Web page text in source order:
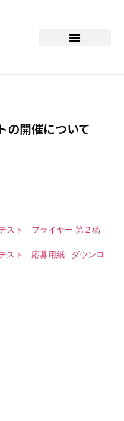
の開催について
スト フライヤー 第２稿
テスト 応募用紙
ダウンロ